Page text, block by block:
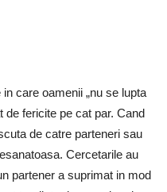
care oamenii „nu se lupta
de fericite pe cat par. Cand
de catre parteneri sau
Cercetarile au
partener a suprimat in mod